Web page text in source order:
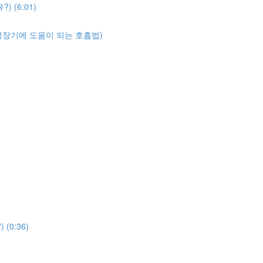
?) (6:01)
기에 도움이 되는 호흡법)
(0:36)